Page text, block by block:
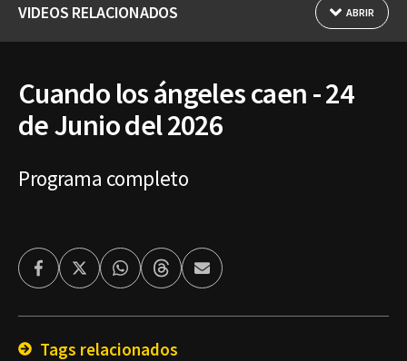
VIDEOS RELACIONADOS ABRIR
Cuando los ángeles caen - 24
de Junio del 2026
Programa completo
FacebookTwitterWhatsappThreadsEnviar
por
Tags relacionados